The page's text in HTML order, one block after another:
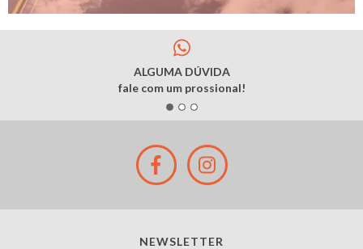
ALGUMA DÚVIDA
fale com um prossional!
NEWSLETTER